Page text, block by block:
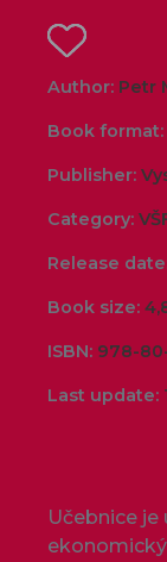
Author: Petr
Book format:
Publisher:
Category:
Release
Book size:
ISBN: 978-
Last update:
Učebnice